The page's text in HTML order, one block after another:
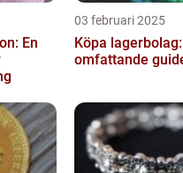
En
03 februari 2025
Köpa lagerbolag:
omfattande